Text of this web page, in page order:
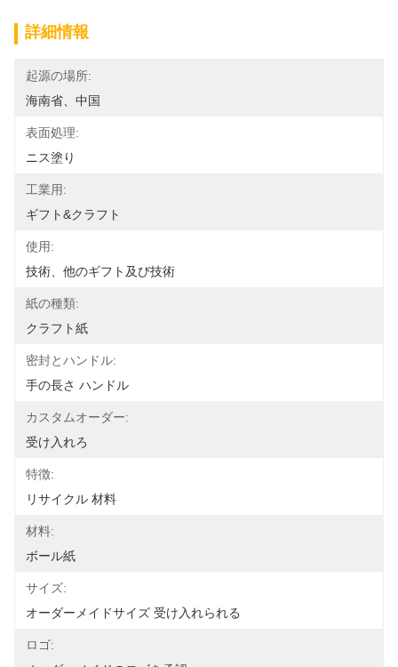
詳細情報
起源の場所:
海南省、中国
表面処理:
ニス塗り
工業用:
ギフト&クラフト
使用:
技術、他のギフト及び技術
紙の種類:
クラフト紙
密封とハンドル:
手の長さ ハンドル
カスタムオーダー:
受け入れろ
特徴:
リサイクル 材料
材料:
ボール紙
サイズ:
オーダーメイドサイズ 受け入れられる
ロゴ: